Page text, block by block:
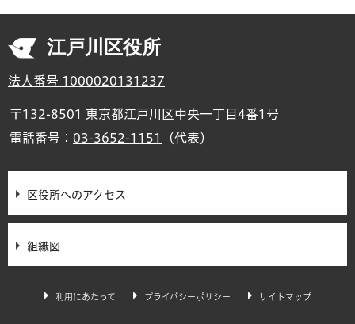
江戸川区役所
法人番号 1000020131237
〒132-8501 東京都江戸川区中央一丁目4番1号
電話番号： 03-3652-1151 （代表）
区役所へのアクセス
組織図
利用にあたって プライバシーポリシー サイトマップ